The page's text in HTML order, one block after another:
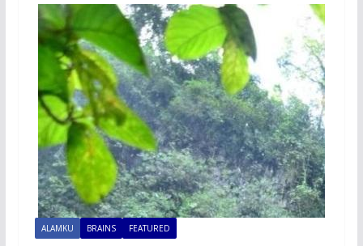
ALAMKU BRAINS FEATURED